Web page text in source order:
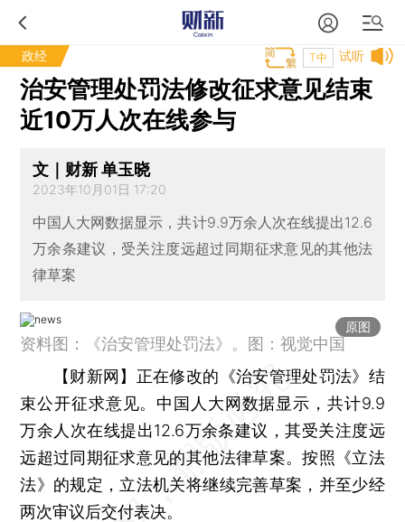
政经 试听
T中
治安管理处罚法修改征求意见结束
近10万人次在线参与
文｜财新 单玉晓
2023年10月01日 17:20
中国人大网数据显示，共计9.9万余人次在线提出12.6
万余条建议，受关注度远超过同期征求意见的其他法
律草案
原图
资料图：《治安管理处罚法》。图：视觉中国
【财新网】 正在修改的《治安管理处罚法》结
束公开征求意见。中国人大网数据显示，共计9.9
万余人次在线提出12.6万余条建议，其受关注度远
远超过同期征求意见的其他法律草案。按照《立法
法》的规定，立法机关将继续完善草案，并至少经
两次审议后交付表决。